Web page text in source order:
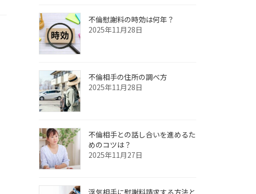
不倫慰謝料の時効は何年？
2025年11月28日
不倫相手の住所の調べ方
2025年11月28日
不倫相手との話し合いを進めるた
めのコツは？
2025年11月27日
浮気相手に慰謝料請求する方法と